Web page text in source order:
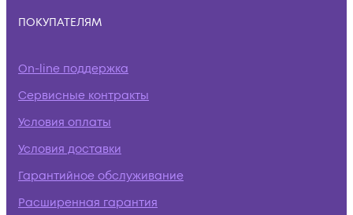
ПОКУПАТЕЛЯМ
On-line поддержка
Сервисные контракты
Условия оплаты
Условия доставки
Гарантийное обслуживание
Расширенная гарантия